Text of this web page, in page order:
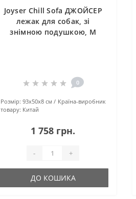
Joyser Chill Sofa ДЖОЙСЕР
лежак для собак, зі
знімною подушкою, М
0
Розмір: 93х50х8 см
Країна-виробник
товару: Китай
1 758 грн.
- +
ДО КОШИКА